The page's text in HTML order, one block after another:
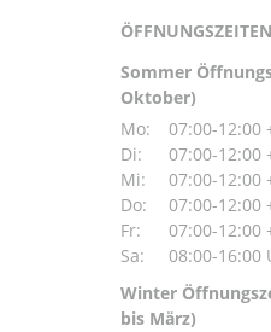
ÖFFNUNGSZEITEN
Sommer
Oktober)
Mo:
07:00-12:00
Di:
07:00-12:00
Mi:
07:00-12:00
Do:
07:00-12:00
Fr:
07:00-12:00
Sa:
08:00-16:00
Winter
bis März)